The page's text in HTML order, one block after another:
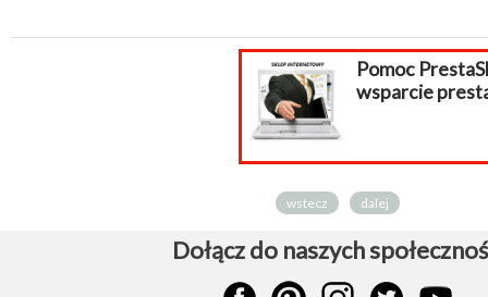
Pomoc PrestaShop,
wsparcie prestashop
wstecz dalej
Dołącz do naszych